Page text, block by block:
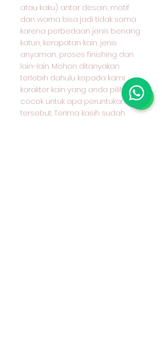
atau kaku) antar desain, motif
dan warna bisa jadi tidak sama
karena perbedaan jenis benang
katun, kerapatan kain, jenis
anyaman, proses finishing dan
lain-lain. Mohon ditanyakan
terlebih dahulu kepada kami
karakter kain yang anda pilih dan
cocok untuk apa peruntukan kain
tersebut. Terima kasih sudah